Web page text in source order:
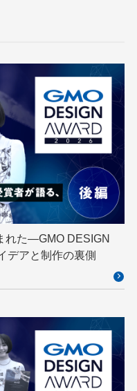
DevRel
EXPERT CROSS
GMO AIR
Developers Day
Flatt Security
Night
GMOアドパートナーズ
インターネット
キュリティ byイエラエ
セキュリティ
GMOペパボ
れた—GMO DESIGN
デアと制作の裏側